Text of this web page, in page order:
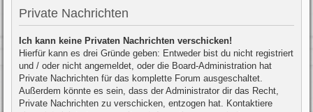
Private Nachrichten
Ich kann keine Privaten Nachrichten verschicken!
Hierfür kann es drei Gründe geben: Entweder bist du nicht registriert
und / oder nicht angemeldet, oder die Board-Administration hat
Private Nachrichten für das komplette Forum ausgeschaltet.
Außerdem könnte es sein, dass der Administrator dir das Recht,
Private Nachrichten zu verschicken, entzogen hat. Kontaktiere